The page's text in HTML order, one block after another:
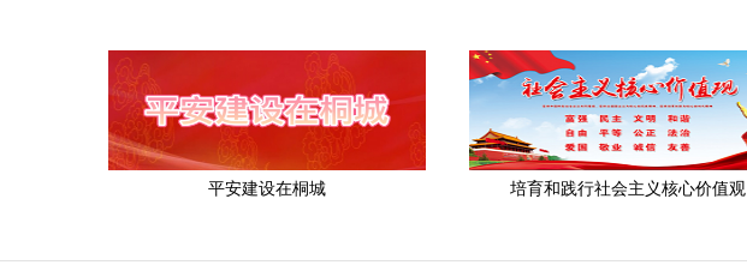
平安建设在桐城 培育和践行社会主义核心价值观